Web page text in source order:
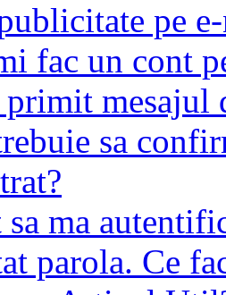
pe
fac un cont
mesajul
sa
ma
parola. Ce